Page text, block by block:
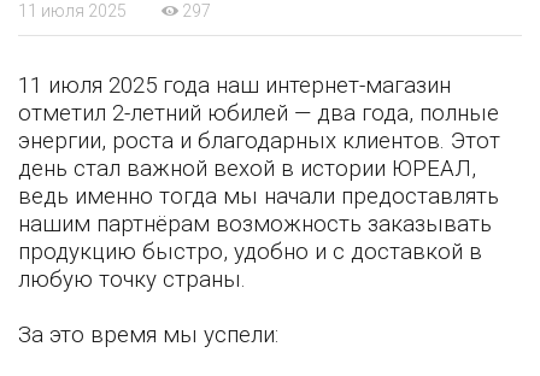
11 июля 2025 297
11 июля 2025 года наш интернет-магазин
отметил 2-летний юбилей — два года, полные
энергии, роста и благодарных клиентов. Этот
день стал важной вехой в истории ЮРЕАЛ,
ведь именно тогда мы начали предоставлять
нашим партнёрам возможность заказывать
продукцию быстро, удобно и с доставкой в
любую точку страны.
За это время мы успели: